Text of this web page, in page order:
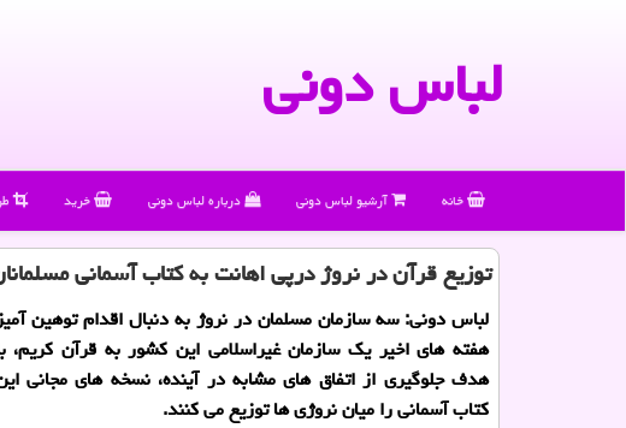
لباس دونی
خانه آرشیو لباس دونی درباره لباس دونی خرید
توزیع قرآن در نروژ درپی اهانت به كتاب آسمانی
لباس دونی: سه سازمان مسلمان در نروژ به دنبال اقدام توهین
هفته های اخیر یك سازمان غیراسلامی این كشور به قرآن كریم،
هدف جلوگیری از اتفاق های مشابه در آینده، نسخه های مجانی
كتاب آسمانی را میان نروژی ها توزیع می كنند.